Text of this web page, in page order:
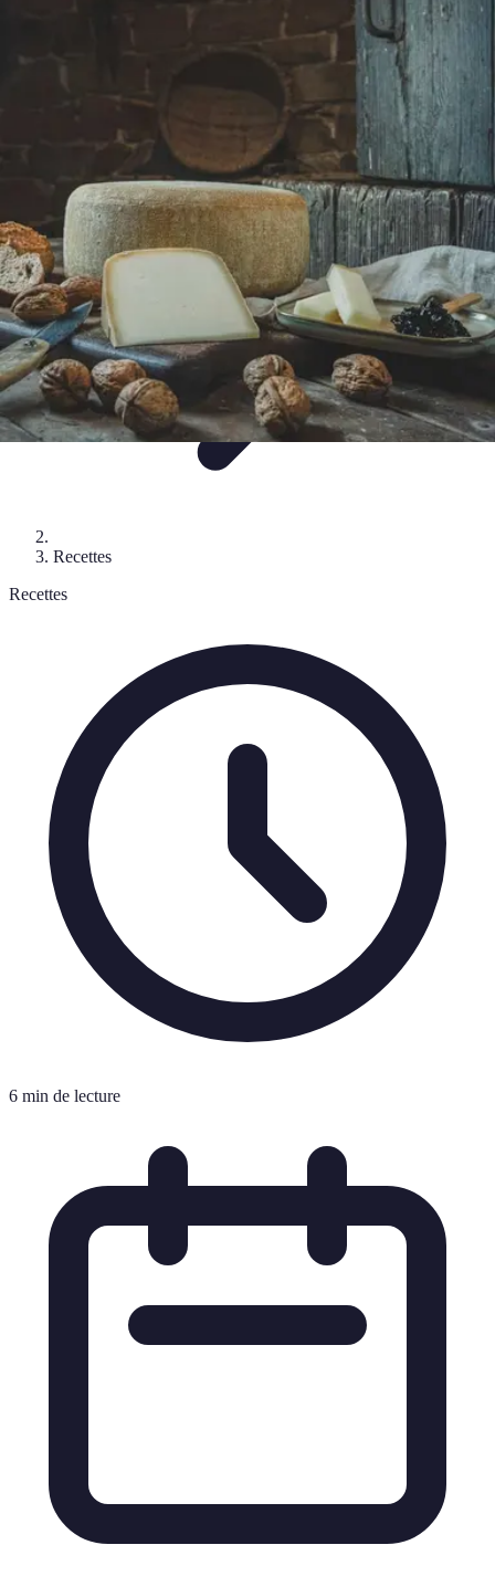
Avis & Comparatifs
Gâteaux Maison
Recettes
Recettes
6 min de lecture